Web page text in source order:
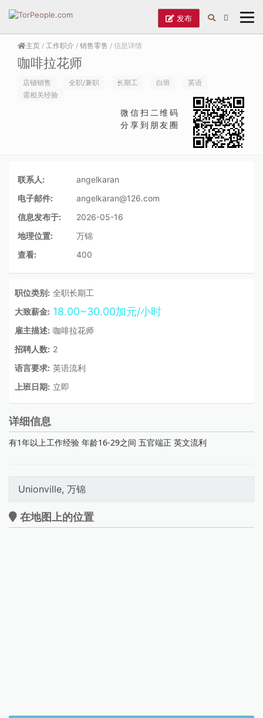
发布
主页 / 工作职介 / 销售零售 / 信息详情
咖啡拉花师
店铺销售 全职/兼职 长期工 白班
英语
需相关经验
微信扫二维码
分享到朋友圈
联系人:
angelkaran
电子邮件:
angelkaran@126.com
信息发布于:
2026-05-16
地理位置:
万锦
查看:
400
职位类别: 全职长期工
大致薪金: 18.00~30.00加元/小时
雇主描述: 咖啡拉花师
招聘人数: 2
语言要求: 英语流利
上班日期: 立即
详细信息
有1年以上工作经验 年龄16-29之间 五官端正 英文流利
Unionville, 万锦
在地图上的位置